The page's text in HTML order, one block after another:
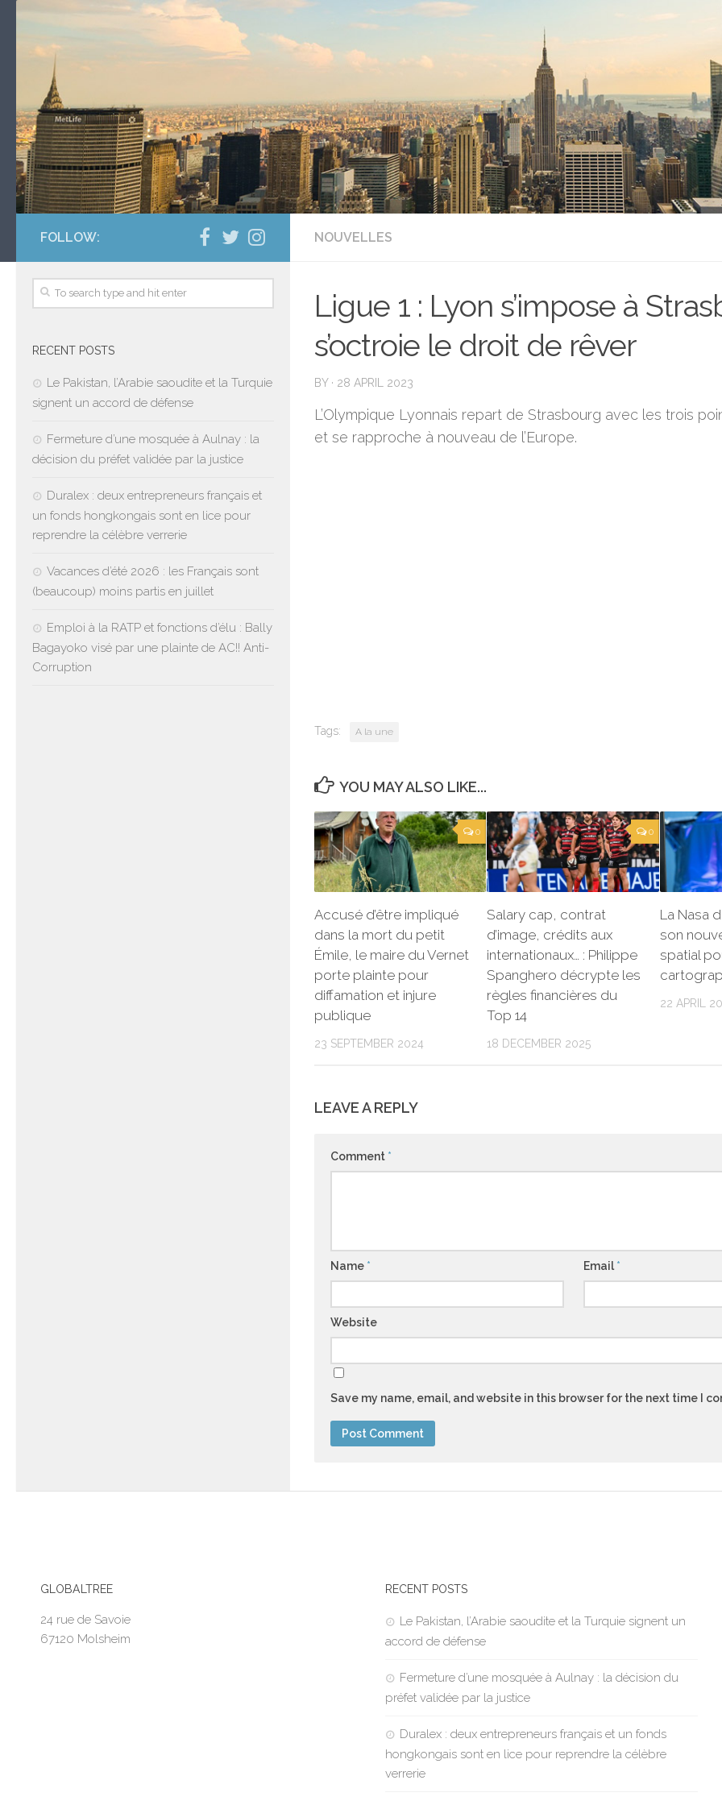
NOUVELLES
Ligue 1 : Lyon s’impose à
s’octroie le droit de rêver
BY · 28 APRIL 2023
L’Olympique Lyonnais repart de Strasbourg avec les trois
et se rapproche à nouveau de l’Europe.
Tags: A la une
YOU MAY ALSO LIKE...
0
Accusé d’être impliqué
dans la mort du petit
Émile, le maire du Vernet
porte plainte pour
diffamation et injure
publique
23 SEPTEMBER 2024
0
Salary cap, contrat
d’image, crédits aux
internationaux… : Philippe
Spanghero décrypte les
règles financières du
Top 14
18 DECEMBER 2025
La Nasa
son
spatial
22 APRIL
LEAVE A REPLY
Comment *
Name * Email*
Website
Save my name, email, and website in this browser for the next time I
FOLLOW:
RECENT POSTS
Le Pakistan, l’Arabie saoudite et la Turquie
signent un accord de défense
Fermeture d’une mosquée à Aulnay : la
décision du préfet validée par la justice
Duralex : deux entrepreneurs français et
un fonds hongkongais sont en lice pour
reprendre la célèbre verrerie
Vacances d’été 2026 : les Français sont
(beaucoup) moins partis en juillet
Emploi à la RATP et fonctions d’élu : Bally
Bagayoko visé par une plainte de AC!! Anti-
Corruption
GLOBALTREE
24 rue de Savoie
67120 Molsheim
RECENT POSTS
Le Pakistan, l’Arabie saoudite et la Turquie signent un
accord de défense
Fermeture d’une mosquée à Aulnay : la décision du
préfet validée par la justice
Duralex : deux entrepreneurs français et un fonds
hongkongais sont en lice pour reprendre la célèbre
verrerie